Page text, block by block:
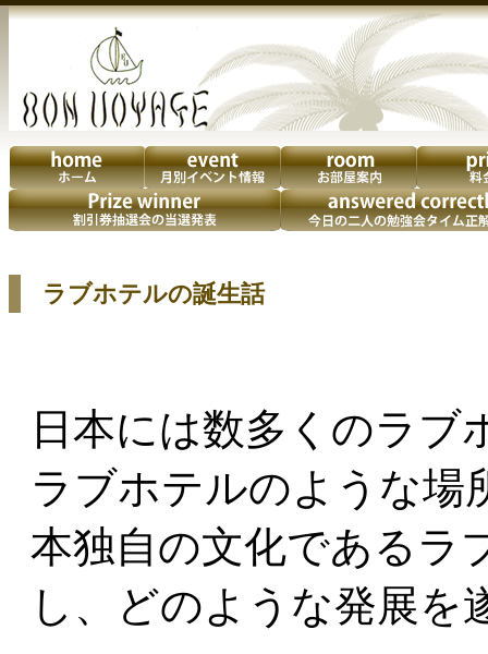
ラブホテルの誕生話
日本には数多くのラブ
ラブホテルのような場
本独自の文化であるラ
し、どのような発展を